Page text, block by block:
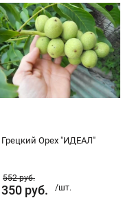
Грецкий Орех "ИДЕАЛ"
552руб.
350 руб.
/шт.